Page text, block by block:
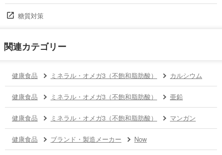
糖質対策
関連カテゴリー
健康食品 ミネラル・オメガ3（不飽和脂肪酸） カルシウム
健康食品 ミネラル・オメガ3（不飽和脂肪酸） 亜鉛
健康食品 ミネラル・オメガ3（不飽和脂肪酸） マンガン
健康食品 ブランド・製造メーカー Now